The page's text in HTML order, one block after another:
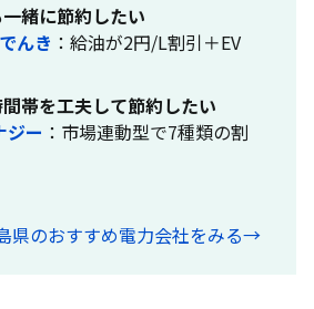
緒に節約したい
んき ：給油が2円/L割引＋EV
帯を工夫して節約したい
ジー ：市場連動型で7種類の割
県のおすすめ電力会社をみる→